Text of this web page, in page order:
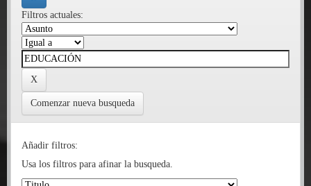
Filtros actuales:
Comenzar nueva busqueda
Añadir filtros:
Usa los filtros para afinar la busqueda.